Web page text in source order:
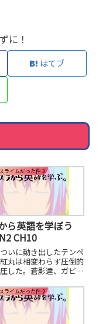
に！
はてブ
ライムだった件２
ら英語を学ぼう
CH10
いに動き出したテンペ
丸は相変わらず圧倒的
した。蒼影達、ガビル
ライムだった件２